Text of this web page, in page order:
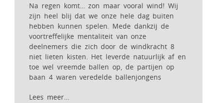
Na regen komt… zon maar vooral wind! Wij
zijn heel blij dat we onze hele dag buiten
hebben kunnen spelen. Mede dankzij de
voortreffelijke mentaliteit van onze
deelnemers die zich door de windkracht 8
niet lieten kisten. Het leverde natuurlijk af en
toe wel vreemde ballen op, de partijen op
baan 4 waren veredelde ballenjongens
Lees meer…